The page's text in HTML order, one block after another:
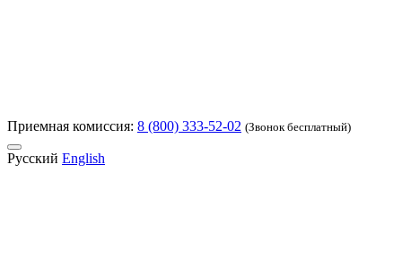
Приемная комиссия: 8 (800) 333-52-02 (Звонок бесплатный)
Русский English